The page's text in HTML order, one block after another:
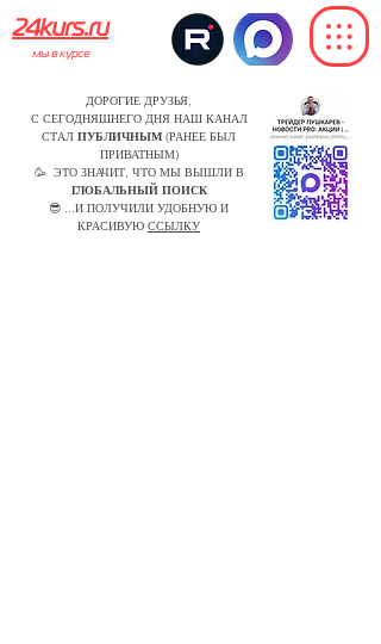
24kurs.ru
мы в курсе
ДОРОГИЕ ДРУЗЬЯ,
С СЕГОДНЯШНЕГО ДНЯ НАШ КАНАЛ
СТАЛ ПУБЛИЧНЫМ (РАНЕЕ БЫЛ
ПРИВАТНЫМ)
🥳 ЭТО ЗНАЧИТ, ЧТО МЫ ВЫШЛИ В
ГЛОБАЛЬНЫЙ ПОИСК
😎 ...И ПОЛУЧИЛИ УДОБНУЮ И
КРАСИВУЮ ССЫЛКУ